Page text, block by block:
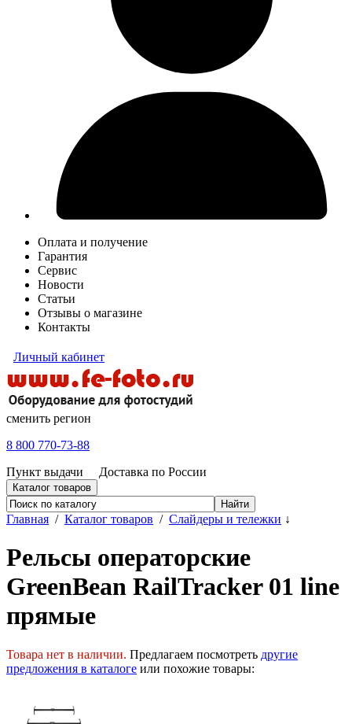
Оплата и получение
Гарантия
Сервис
Новости
Статьи
Отзывы о магазине
Контакты
Личный кабинет
сменить регион
8 800 770-73-88
Пункт выдачи
Доставка по России
Каталог товаров
Главная / Каталог товаров / Слайдеры и тележки ↓
Рельсы операторские
GreenBean RailTracker 01 line
прямые
Товара нет в наличии. Предлагаем посмотреть другие
предложения в каталоге или похожие товары: